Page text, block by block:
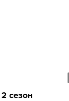
сезон